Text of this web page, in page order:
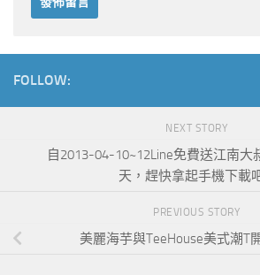
FOLLOW:
NEXT STORY
自2013-04-10~12Line免費送江南大
天，趕快拿起手機下載
PREVIOUS STORY
美麗海芋與TeeHouse美式潮T